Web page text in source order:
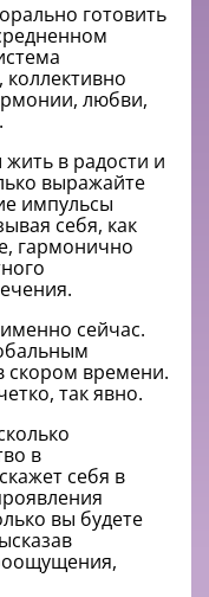
готовить
коллективно
любви,
в радости и
выражайте
импульсы
себя, как
гармонично
сейчас.
скором времени.
так явно.
в
себя в
вы будете